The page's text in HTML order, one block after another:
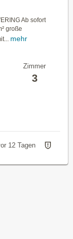
Ab sofort
große
mehr
Zimmer
3
12 Tagen